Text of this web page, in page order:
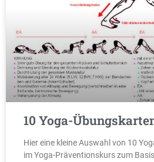
10 Yoga-
Hier eine kleine Auswahl von 10
im Yoga-Präventionskurs zum